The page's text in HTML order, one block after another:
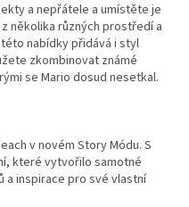
a nepřátele a umístěte je
několika různých prostředí a
nabídky přidává i styl
zkombinovat známé
se Mario dosud nesetkal.
v novém Story Módu. S
které vytvořilo samotné
a inspirace pro své vlastní